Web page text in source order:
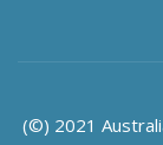
(©) 2021